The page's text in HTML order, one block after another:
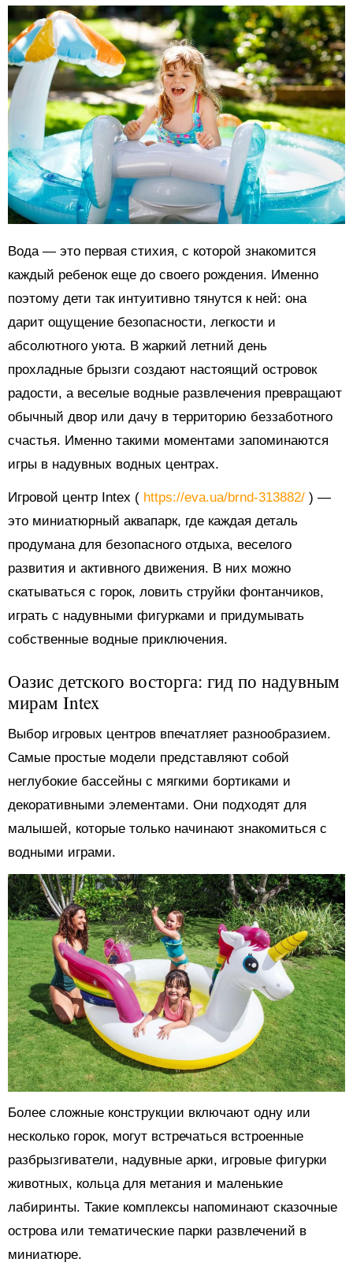
Вода — это первая стихия, с которой знакомится
каждый ребенок еще до своего рождения. Именно
поэтому дети так интуитивно тянутся к ней: она
дарит ощущение безопасности, легкости и
абсолютного уюта. В жаркий летний день
прохладные брызги создают настоящий островок
радости, а веселые водные развлечения превращают
обычный двор или дачу в территорию беззаботного
счастья. Именно такими моментами запоминаются
игры в надувных водных центрах.
Игровой центр Intex ( https://eva.ua/brnd-313882/ ) —
это миниатюрный аквапарк, где каждая деталь
продумана для безопасного отдыха, веселого
развития и активного движения. В них можно
скатываться с горок, ловить струйки фонтанчиков,
играть с надувными фигурками и придумывать
собственные водные приключения.
Оазис детского восторга: гид по надувным
мирам Intex
Выбор игровых центров впечатляет разнообразием.
Самые простые модели представляют собой
неглубокие бассейны с мягкими бортиками и
декоративными элементами. Они подходят для
малышей, которые только начинают знакомиться с
водными играми.
Более сложные конструкции включают одну или
несколько горок, могут встречаться встроенные
разбрызгиватели, надувные арки, игровые фигурки
животных, кольца для метания и маленькие
лабиринты. Такие комплексы напоминают сказочные
острова или тематические парки развлечений в
миниатюре.